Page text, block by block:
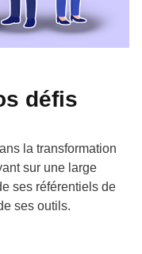
défis
la transformation
sur une large
ses référentiels de
ses outils.